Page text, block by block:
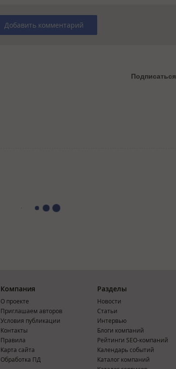
Добавить комментарий
Подписаться
Компания
О проекте
Приглашаем авторов
Условия публикации
Контакты
Правила
Карта сайта
Обработка ПД
Разделы
Новости
Статьи
Интервью
Блоги компаний
Рейтинги SEO-компаний
Календарь событий
Каталог компаний